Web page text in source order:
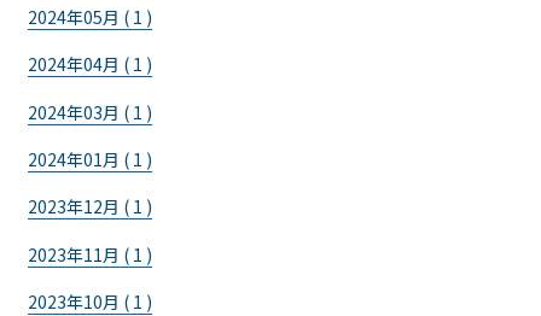
2024年05月 ( 1 )
2024年04月 ( 1 )
2024年03月 ( 1 )
2024年01月 ( 1 )
2023年12月 ( 1 )
2023年11月 ( 1 )
2023年10月 ( 1 )